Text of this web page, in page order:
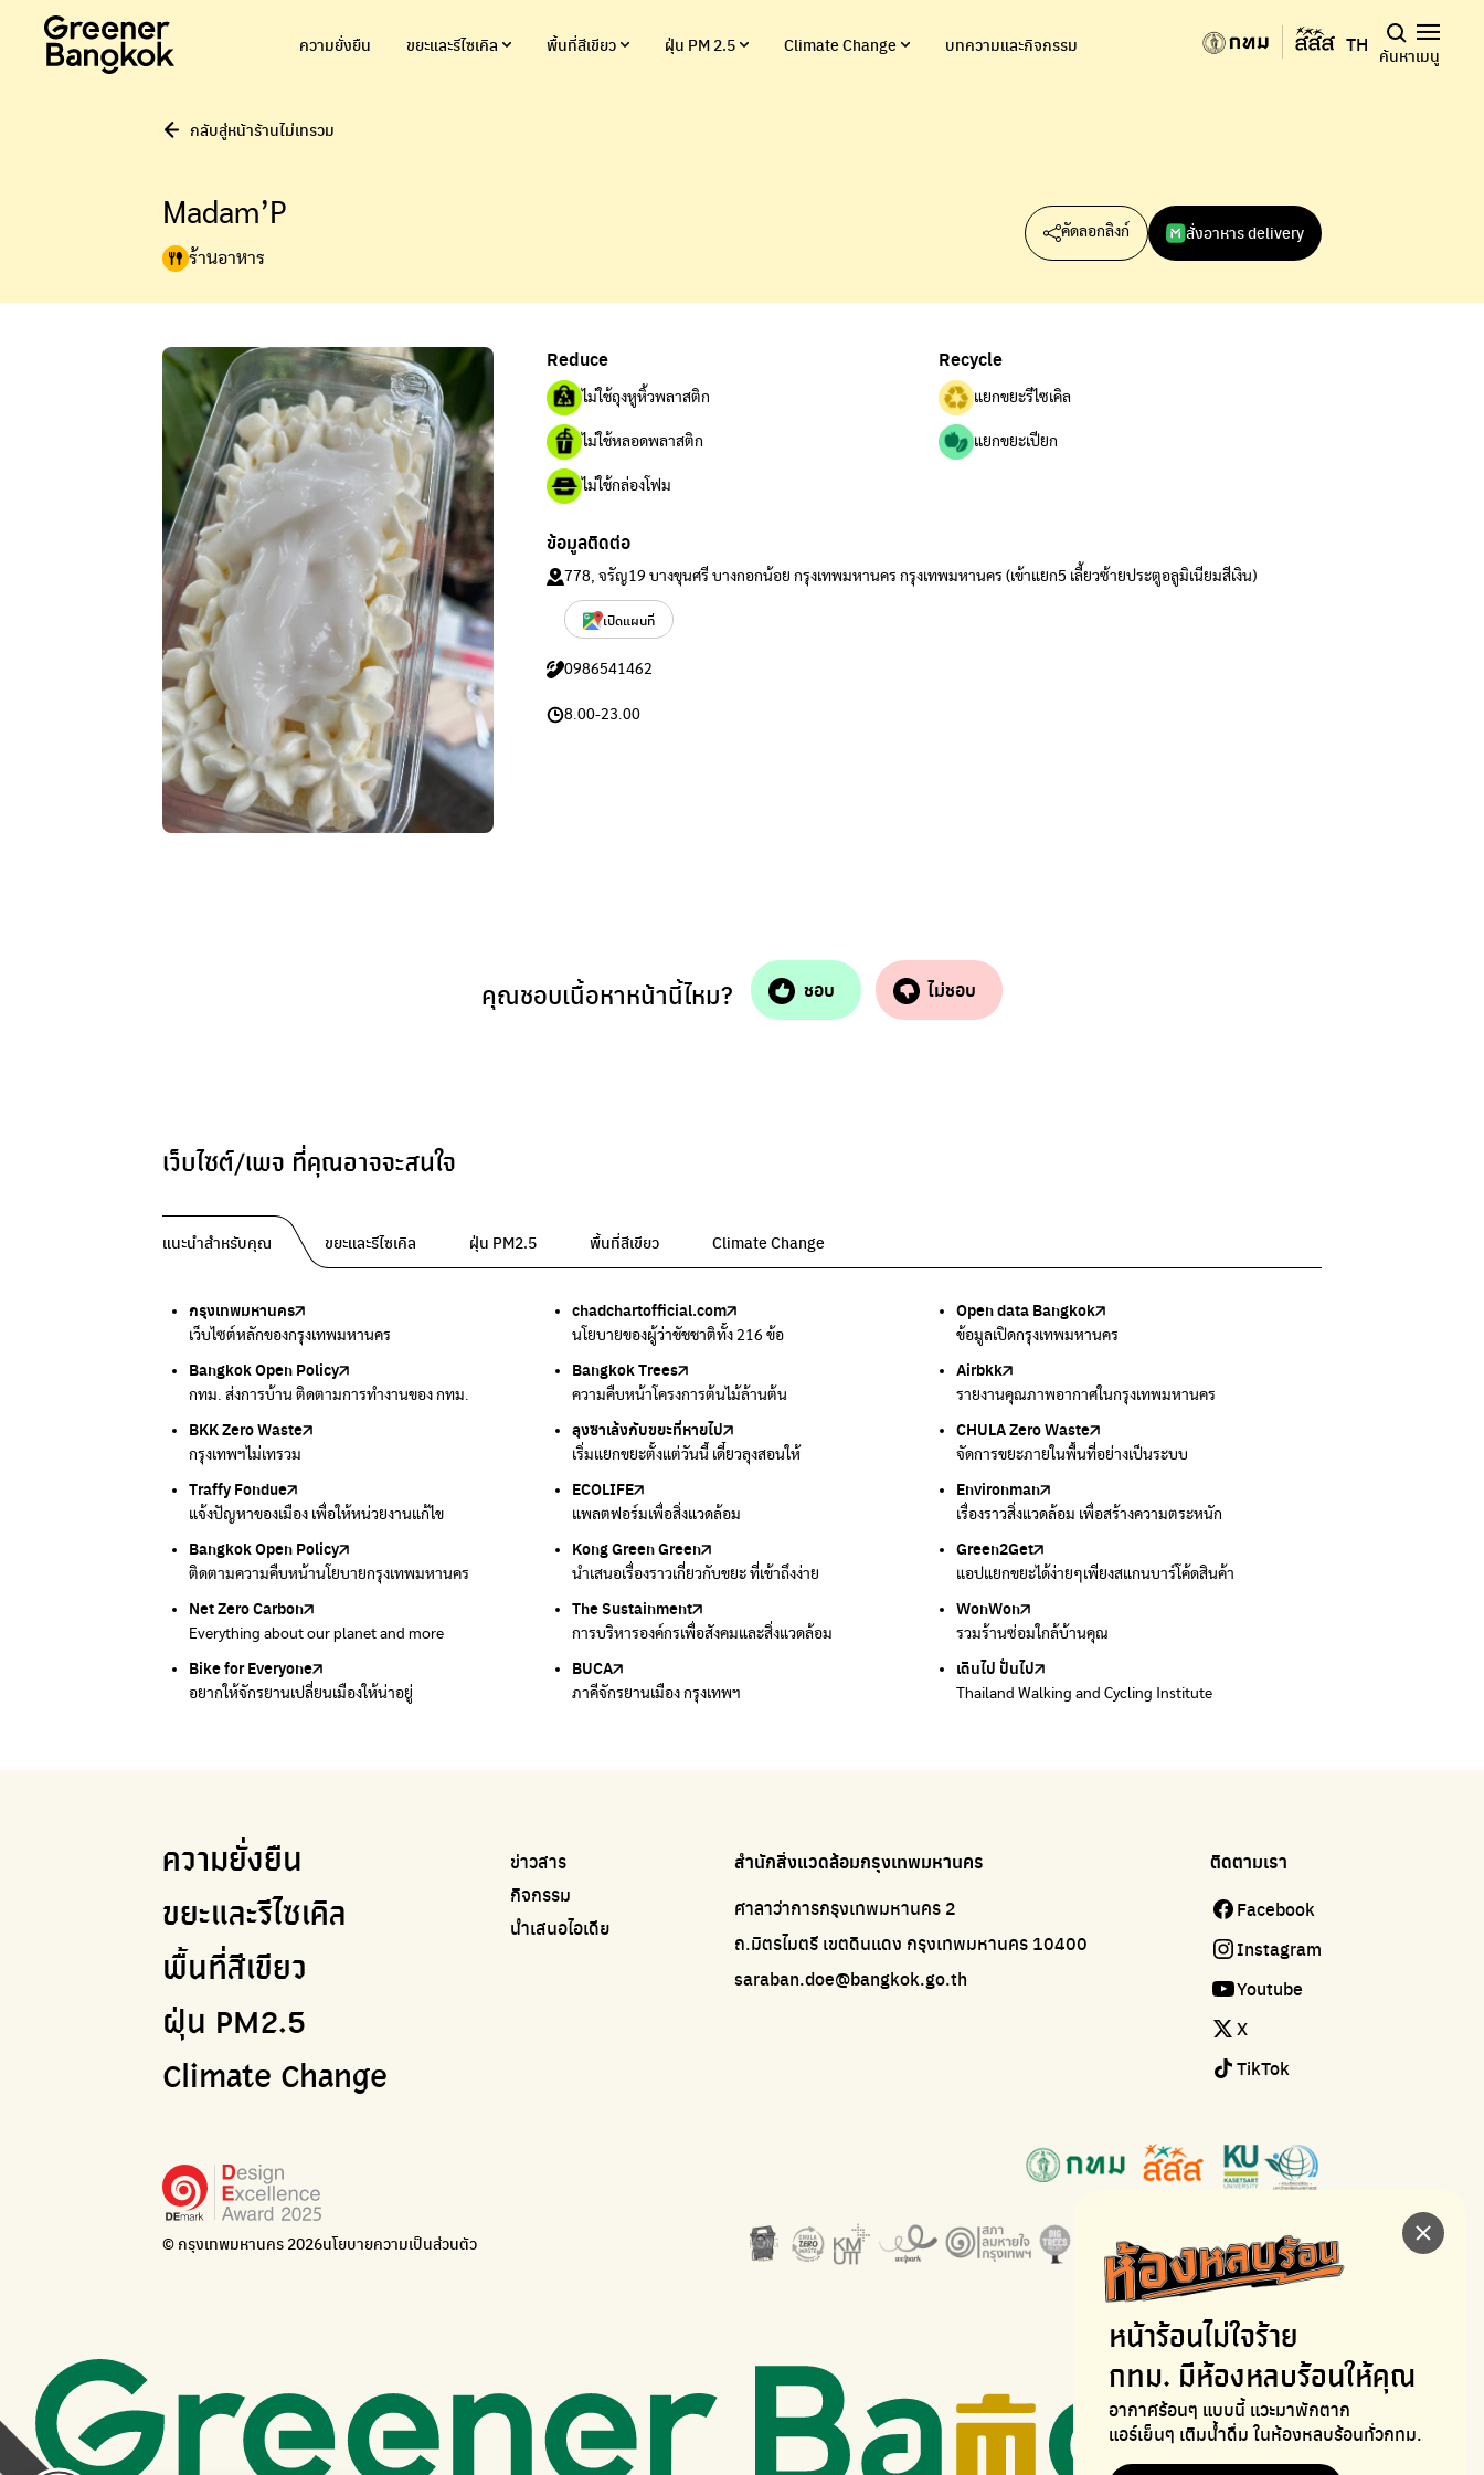
ความยั่งยืน ขยะและรีไซเคิล พื้นที่สีเขียว ฝุ่น PM 2.5 Climate Change บทความและกิจกรรม TH ค้นหาเมนู
หน้าร้อนไม่ใจร้าย
กทม. มีห้องหลบร้อนให้คุณ
อากาศร้อนๆ แบบนี้ แวะมาพักตาก
แอร์เย็นๆ เติมน้ำดื่ม ในห้องหลบร้อนทั่วกทม.
กลับสู่หน้าร้านไม่เทรวม
Madam’P
ร้านอาหาร
คัดลอกลิงก์ สั่งอาหาร delivery
Reduce
ไม่ใช้ถุงหูหิ้วพลาสติก
ไม่ใช้หลอดพลาสติก
ไม่ใช้กล่องโฟม
Recycle
แยกขยะรีไซเคิล
แยกขยะเปียก
ข้อมูลติดต่อ
778, จรัญ19 บางขุนศรี บางกอกน้อย กรุงเทพมหานคร กรุงเทพมหานคร (เข้าแยก5 เลี้ยวซ้ายประตูอลูมิเนียมสีเงิน)
เปิดแผนที่
0986541462
8.00-23.00
คุณชอบเนื้อหาหน้านี้ไหม? ชอบ ไม่ชอบ
เว็บไซต์/เพจ ที่คุณอาจจะสนใจ
แนะนำสำหรับคุณ ขยะและรีไซเคิล ฝุ่น PM2.5 พื้นที่สีเขียว Climate Change
กรุงเทพมหานคร
เว็บไซต์หลักของกรุงเทพมหานคร
chadchartofficial.com
นโยบายของผู้ว่าชัชชาติทั้ง 216 ข้อ
Open data Bangkok
ข้อมูลเปิดกรุงเทพมหานคร
Bangkok Open Policy
กทม. ส่งการบ้าน ติดตามการทำงานของ กทม.
Bangkok Trees
ความคืบหน้าโครงการต้นไม้ล้านต้น
Airbkk
รายงานคุณภาพอากาศในกรุงเทพมหานคร
BKK Zero Waste
กรุงเทพฯไม่เทรวม
ลุงซาเล้งกับขยะที่หายไป
เริ่มแยกขยะตั้งแต่วันนี้ เดี๋ยวลุงสอนให้
CHULA Zero Waste
จัดการขยะภายในพื้นที่อย่างเป็นระบบ
Traffy Fondue
แจ้งปัญหาของเมือง เพื่อให้หน่วยงานแก้ไข
ECOLIFE
แพลตฟอร์มเพื่อสิ่งแวดล้อม
Environman
เรื่องราวสิ่งแวดล้อม เพื่อสร้างความตระหนัก
Bangkok Open Policy
ติดตามความคืบหน้านโยบายกรุงเทพมหานคร
Kong Green Green
นำเสนอเรื่องราวเกี่ยวกับขยะ ที่เข้าถึงง่าย
Green2Get
แอปแยกขยะได้ง่ายๆเพียงสแกนบาร์โค้ดสินค้า
Net Zero Carbon
Everything about our planet and more
The Sustainment
การบริหารองค์กรเพื่อสังคมและสิ่งแวดล้อม
WonWon
รวมร้านซ่อมใกล้บ้านคุณ
Bike for Everyone
อยากให้จักรยานเปลี่ยนเมืองให้น่าอยู่
BUCA
ภาคีจักรยานเมือง กรุงเทพฯ
เดินไป ปั่นไป
Thailand Walking and Cycling Institute
Traffy Fondue
แจ้งปัญหาขยะ เพื่อให้หน่วยงานแก้ไข
BKK Zero Waste
กรุงเทพฯไม่เทรวม
ลุงซาเล้งกับขยะที่หายไป
เริ่มแยกขยะตั้งแต่วันนี้ เดี๋ยวลุงสอนให้
CHULA Zero Waste
จัดการขยะภายในพื้นที่อย่างเป็นระบบ
Green2Get
แอปแยกขยะได้ง่ายๆเพียงสแกนบาร์โค้ดสินค้า
Kong Green Green
นำเสนอเรื่องราวเกี่ยวกับขยะ ที่เข้าถึงง่าย
กรมควบคุมมลพิษ
แหล่งข้อมูลเกี่ยวกับมาตรฐานคุณภาพอากาศ น้ำ และเสียง
มูลนิธิโลกสีเขียว
สร้างโลกเขียวด้วยพลังเรียนรู้
How to ting
การแยกขยะให้สนุก
Recycle day
Platform เปลี่ยนพฤติกรรมการแยกขยะ
Plaplus
แพลตฟอร์มการจัดการพลาสติกชีวภาพหลังการกินดื่ม
Loopers
รวบรวมและส่งต่อเสื้อผ้ามือสองคุณภาพดี
WASTE BUY delivery
รับซื้อขยะถึงบ้าน
ECOLIFE
แพลตฟอร์มเพื่อสิ่งแวดล้อม
ทิ้ง E-Waste กับ AIS
กำจัด E-waste อย่างถูกวิธี ตามจุดรับ และไปรษณีย์
Green map
แผนที่เกี่ยวกับการแยกขยะแบบครบจบในที่เดียว
มือวิเศษกรุงเทพ
บริจาคขยะไปอัพไซเคิลเป็นชุดพนักงานกวาดถนน
WonWon
รวมร้านซ่อมใกล้บ้านคุณ
Traffy Fondue
แจ้งปัญหาฝุ่น เพื่อให้หน่วยงานแก้ไข
Airbkk
รายงานคุณภาพอากาศในกรุงเทพมหานคร
Air4Thai
ตรวจสอบสภาพอากาศรอบตัวคุณง่ายๆ
กรมควบคุมมลพิษ
แหล่งข้อมูลเกี่ยวกับมาตรฐานคุณภาพอากาศ น้ำ และเสียง
Line Alert
แจ้งเตือนฝุ่นผ่านไลน์ เมื่อค่าฝุ่นสูง
IQAir Airvisual
แอปพลิเคชั่น "หมอชัวร์" จากกรมควบคุมโรค
Greenpeace
มูลนิธิสภาประชาชนเพื่อสิ่งแวดล้อม
สำนักสิ่งแวดล้อม กรุงเทพมหานคร
ศูนย์ข้อมูลกระจายข่าวส่งเสริมอนุรักษ์พลังงาน กทม.
เตะฝุ่น
แผนที่การระบายอากาศในช่วงสูงสุดของแต่ละวัน
Bangkok Trees
ความคืบหน้าโครงการต้นไม้ล้านต้น
Greener Bangkok 2030
โครงการเพิ่มพื้นที่สีเขียวภายในปี 2030
We park
เครือข่ายพัฒนาเมืองและชุมชนสุขภาวะ
Thai Green Urban (TGU)
ระบบฐานข้อมูลด้านสิ่งแวดล้อมและพื้นที่สีเขียว
Urban Design and Development Center
ศูนย์ออกแบบและพัฒนาผังเมือง
มูลนิธิโลกสีเขียว
สร้างโลกเขียวด้วยพลังเรียนรู้
กระทรวงทรัพยากรธรรมชาติและสิ่งแวดล้อม
กรมส่งเสริมคุณภาพและสิ่งแวดล้อม
DCCE
กรมการเปลี่ยนแปลงสภาพภูมิอากาศและสิ่งแวดล้อม
BangkokStories
เรื่องราวในกรุงเทพโดยครีเอเตอร์
กรมควบคุมมลพิษ
แหล่งข้อมูลเกี่ยวกับมาตรฐานคุณภาพอากาศ น้ำ และเสียง
Greenpeace
มูลนิธิสภาประชาชนเพื่อสิ่งแวดล้อม
Climate Strike Thailand
เพจรณรงค์โครงการเพื่อสิ่งแวดล้อมในสังคม
สำนักสิ่งแวดล้อม กรุงเทพมหานคร
ศูนย์ข้อมูลกระจายข่าวส่งเสริมอนุรักษ์พลังงาน กทม.
Carbon Footprint Thailand
เรียนรู้เครื่องมือคำนวณคาร์บอนฟุตพริ้นท์
กรมอุตุนิยมวิทยา
กรมควบคุมอากาศรวมถึงการแจ้งเตือนภัยพิบัติ
Net Zero Carbon
Everything about our planet and more
EJF Thailand
Environmental Justice Foundation Thailand
35 Hours Bangkok Nature Play
โครงการ 35 ชั่วโมงการเรียนรู้ธรรมชาติผ่านการเล่น
ความยั่งยืน
ขยะและรีไซเคิล
พื้นที่สีเขียว
ฝุ่น PM2.5
Climate Change
ข่าวสาร
กิจกรรม
นำเสนอไอเดีย
สำนักสิ่งแวดล้อมกรุงเทพมหานคร
ศาลาว่าการกรุงเทพมหานคร 2
ถ.มิตรไมตรี เขตดินแดง กรุงเทพมหานคร 10400
saraban.doe@bangkok.go.th
ติดตามเรา
Facebook
Instagram
Youtube
X
TikTok
© กรุงเทพมหานคร 2026นโยบายความเป็นส่วนตัว